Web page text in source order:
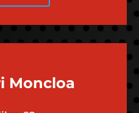
Moncloa